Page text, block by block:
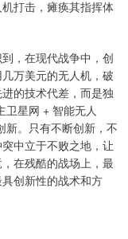
打击，瘫痪其指挥体
，在现代战争中，创
万美元的无人机，破
的技术代差，而是独
卫星网 + 智能无人
新。只有不断创新，不
中立于不败之地，让
在残酷的战场上，最
创新性的战术和方